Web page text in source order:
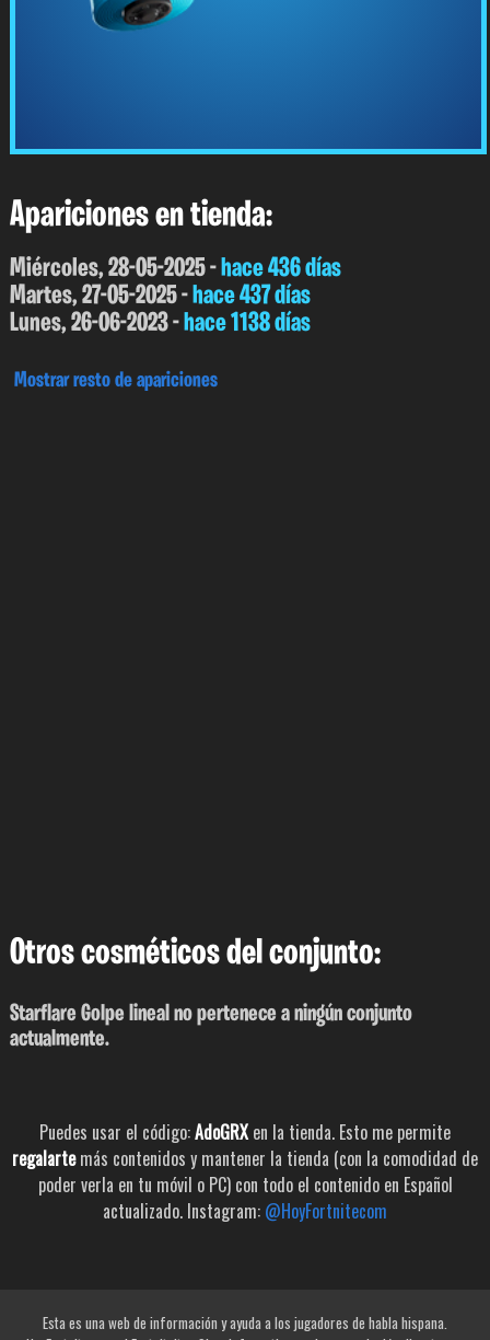
Apariciones en tienda:
Miércoles, 28-05-2025 -hace 436 días
Martes, 27-05-2025 -hace 437 días
Lunes, 26-06-2023 -hace 1138 días
Mostrar resto de apariciones
Otros cosméticos del conjunto:
Starflare Golpe lineal no pertenece a ningún conjunto
actualmente.
Puedes usar el código:AdoGRXen la tienda. Esto me permite
regalartemás contenidos y mantener la tienda (con la comodidad de
poder verla en tu móvil o PC) con todo el contenido en Español
actualizado. Instagram: @HoyFortnitecom
Esta es una web de información y ayuda a los jugadores de habla hispana.